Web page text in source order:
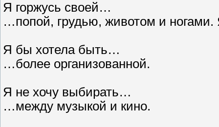
Я горжусь своей…
…попой, грудью, животом и
Я бы хотела быть…
…более организованной.
Я не хочу выбирать…
…между музыкой и кино.